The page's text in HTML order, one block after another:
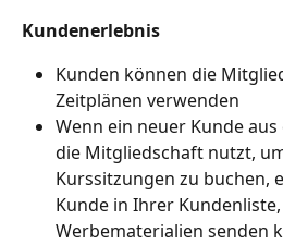
Kundenerlebnis
Kunden können die
Zeitplänen verwenden
Wenn ein neuer Kunde
die Mitgliedschaft nutzt,
Kurssitzungen zu buchen,
Kunde in Ihrer
Werbematerialien senden